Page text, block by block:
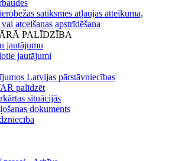
satiksmes atļaujas atteikuma,
atcelšanas apstrīdēšana
PALĪDZĪBA
jautājumu
jautājumi
Latvijas pārstāvniecības
palīdzēt
situācijās
dokuments